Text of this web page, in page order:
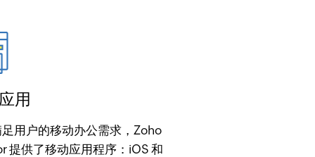
用
用户的移动办公需求，Zoho
提供了移动应用程序：iOS 和